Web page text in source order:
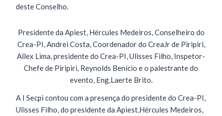
deste Conselho.
Presidente da Apiest, Hércules Medeiros, Conselheiro do
Crea-PI, Andrei Costa, Coordenador do CreaJr de Piripiri,
Allex Lima, presidente do Crea-PI, Ulisses Filho, Inspetor-
Chefe de Piripiri, Reynolds Benício e o palestrante do
evento, Eng.Laerte Brito.
A I Secpi contou com a presença do presidente do Crea-PI,
Ulisses Filho, do presidente da Apiest,Hércules Medeiros,